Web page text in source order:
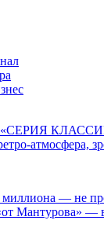
«СЕРИЯ
миллиона — не
Мантурова» —